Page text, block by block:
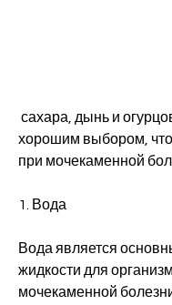
хорошим выбором,
при мочекаменной
1. Вода
Вода является
жидкости для
мочекаменной